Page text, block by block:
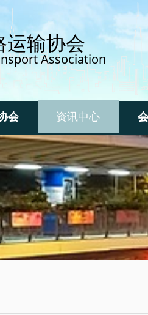
运输协会
Association
会
会
资讯中心
资讯中心